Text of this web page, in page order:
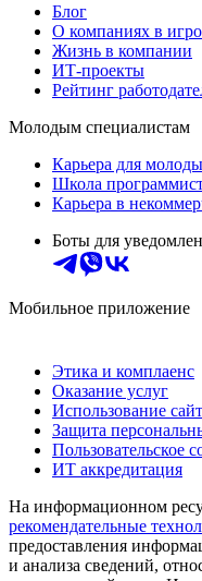
Блог
О компаниях в
Жизнь в компании
ИТ-проекты
Рейтинг
Молодым специалистам
Карьера для
Школа
Карьера в
Боты для
Мобильное приложение
Этика и комплаенс
Оказание услуг
Использование
Защита
Пользовательское
ИТ аккредитация
На информационном
рекомендательные
предоставления
и анализа сведений,